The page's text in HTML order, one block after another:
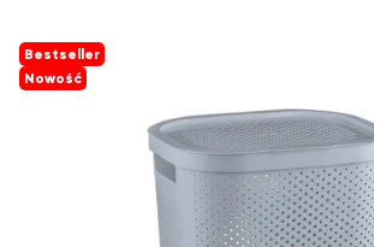
Bestseller
Nowość